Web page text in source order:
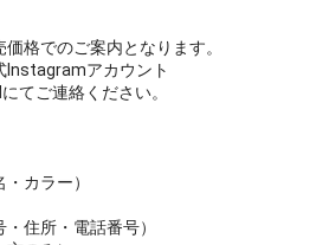
格でのご案内となります。
Instagramアカウント
てご連絡ください。
カラー）
住所・電話番号）